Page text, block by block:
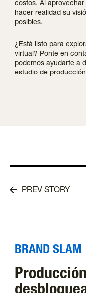
costos. Al
hacer realidad su
posibles.
¿Está listo para
virtual? Ponte en
podemos ayudarte a
estudio de
PREV STORY
BRAND SLAM